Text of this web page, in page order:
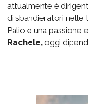
attualmente è
di sbandieratori nelle
Palio è una passione
Rachele, oggi